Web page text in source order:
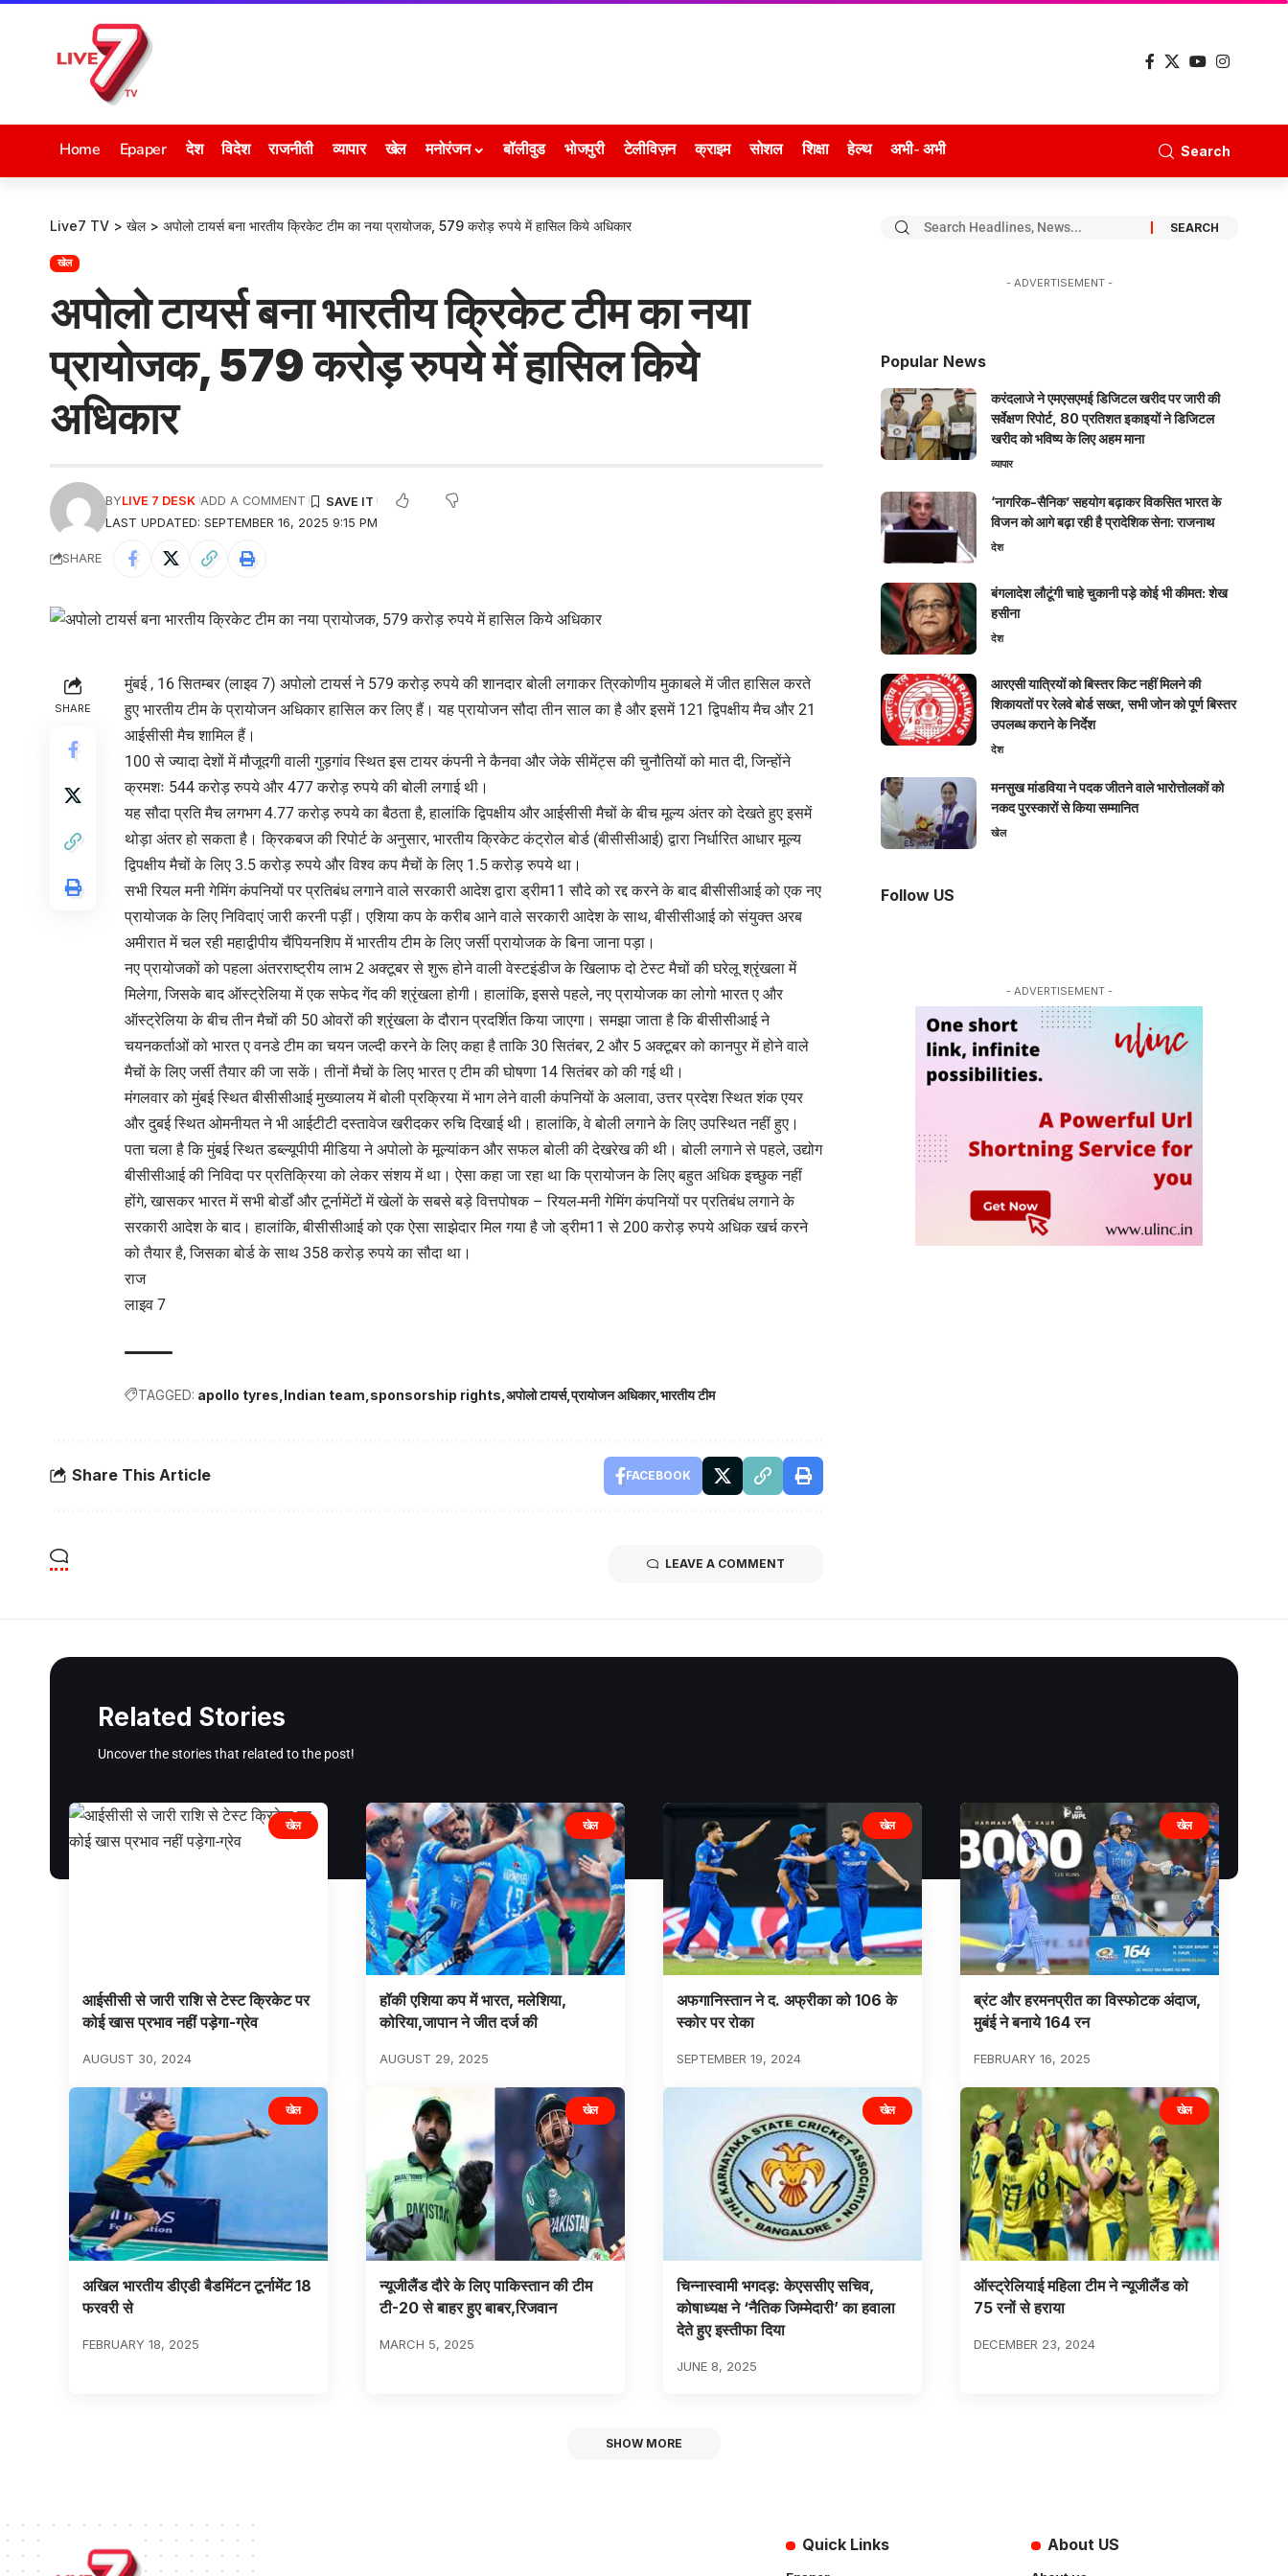
Home Epaper देश विदेश राजनीती व्यापार खेल मनोरंजन बॉलीवुड भोजपुरी टेलीविज़न क्राइम सोशल शिक्षा हेल्थ अभी- अभी Search
Live7 TV > खेल> अपोलो टायर्स बना भारतीय क्रिकेट टीम का नया प्रायोजक, 579 करोड़ रुपये में हासिल किये अधिकार
खेल
अपोलो टायर्स बना भारतीय क्रिकेट टीम का नया
प्रायोजक, 579 करोड़ रुपये में हासिल किये
अधिकार
LAST UPDATED: SEPTEMBER 16, 2025 9:15 PM
BYLIVE 7 DESK ADD A COMMENT
SHARE
SHARE
मुंबई , 16 सितम्बर (लाइव 7) अपोलो टायर्स ने 579 करोड़ रुपये की शानदार बोली लगाकर त्रिकोणीय मुकाबले में जीत हासिल करते
हुए भारतीय टीम के प्रायोजन अधिकार हासिल कर लिए हैं। यह प्रायोजन सौदा तीन साल का है और इसमें 121 द्विपक्षीय मैच और 21
आईसीसी मैच शामिल हैं।
100 से ज्यादा देशों में मौजूदगी वाली गुड़गांव स्थित इस टायर कंपनी ने कैनवा और जेके सीमेंट्स की चुनौतियों को मात दी, जिन्होंने
क्रमशः 544 करोड़ रुपये और 477 करोड़ रुपये की बोली लगाई थी।
यह सौदा प्रति मैच लगभग 4.77 करोड़ रुपये का बैठता है, हालांकि द्विपक्षीय और आईसीसी मैचों के बीच मूल्य अंतर को देखते हुए इसमें
थोड़ा अंतर हो सकता है। क्रिकबज की रिपोर्ट के अनुसार, भारतीय क्रिकेट कंट्रोल बोर्ड (बीसीसीआई) द्वारा निर्धारित आधार मूल्य
द्विपक्षीय मैचों के लिए 3.5 करोड़ रुपये और विश्व कप मैचों के लिए 1.5 करोड़ रुपये था।
सभी रियल मनी गेमिंग कंपनियों पर प्रतिबंध लगाने वाले सरकारी आदेश द्वारा ड्रीम11 सौदे को रद्द करने के बाद बीसीसीआई को एक नए
प्रायोजक के लिए निविदाएं जारी करनी पड़ीं। एशिया कप के करीब आने वाले सरकारी आदेश के साथ, बीसीसीआई को संयुक्त अरब
अमीरात में चल रही महाद्वीपीय चैंपियनशिप में भारतीय टीम के लिए जर्सी प्रायोजक के बिना जाना पड़ा।
नए प्रायोजकों को पहला अंतरराष्ट्रीय लाभ 2 अक्टूबर से शुरू होने वाली वेस्टइंडीज के खिलाफ दो टेस्ट मैचों की घरेलू श्रृंखला में
मिलेगा, जिसके बाद ऑस्ट्रेलिया में एक सफेद गेंद की श्रृंखला होगी। हालांकि, इससे पहले, नए प्रायोजक का लोगो भारत ए और
ऑस्ट्रेलिया के बीच तीन मैचों की 50 ओवरों की श्रृंखला के दौरान प्रदर्शित किया जाएगा। समझा जाता है कि बीसीसीआई ने
चयनकर्ताओं को भारत ए वनडे टीम का चयन जल्दी करने के लिए कहा है ताकि 30 सितंबर, 2 और 5 अक्टूबर को कानपुर में होने वाले
मैचों के लिए जर्सी तैयार की जा सकें। तीनों मैचों के लिए भारत ए टीम की घोषणा 14 सितंबर को की गई थी।
मंगलवार को मुंबई स्थित बीसीसीआई मुख्यालय में बोली प्रक्रिया में भाग लेने वाली कंपनियों के अलावा, उत्तर प्रदेश स्थित शंक एयर
और दुबई स्थित ओमनीयत ने भी आईटीटी दस्तावेज खरीदकर रुचि दिखाई थी। हालांकि, वे बोली लगाने के लिए उपस्थित नहीं हुए।
पता चला है कि मुंबई स्थित डब्ल्यूपीपी मीडिया ने अपोलो के मूल्यांकन और सफल बोली की देखरेख की थी। बोली लगाने से पहले, उद्योग
बीसीसीआई की निविदा पर प्रतिक्रिया को लेकर संशय में था। ऐसा कहा जा रहा था कि प्रायोजन के लिए बहुत अधिक इच्छुक नहीं
होंगे, खासकर भारत में सभी बोर्डों और टूर्नामेंटों में खेलों के सबसे बड़े वित्तपोषक – रियल-मनी गेमिंग कंपनियों पर प्रतिबंध लगाने के
सरकारी आदेश के बाद। हालांकि, बीसीसीआई को एक ऐसा साझेदार मिल गया है जो ड्रीम11 से 200 करोड़ रुपये अधिक खर्च करने
को तैयार है, जिसका बोर्ड के साथ 358 करोड़ रुपये का सौदा था।
राज
लाइव 7
TAGGED: apollo tyres Indian team sponsorship rights अपोलो टायर्स प्रायोजन अधिकार भारतीय टीम
Share This Article FACEBOOK
LEAVE A COMMENT
- ADVERTISEMENT -
Popular News
करंदलाजे ने एमएसएमई डिजिटल खरीद पर जारी की
सर्वेक्षण रिपोर्ट, 80 प्रतिशत इकाइयों ने डिजिटल
खरीद को भविष्य के लिए अहम माना
व्यापार
‘नागरिक-सैनिक’ सहयोग बढ़ाकर विकसित भारत के
विजन को आगे बढ़ा रही है प्रादेशिक सेना: राजनाथ
देश
बंगलादेश लौटूंगी चाहे चुकानी पड़े कोई भी कीमत: शेख
हसीना
देश
आरएसी यात्रियों को बिस्तर किट नहीं मिलने की
शिकायतों पर रेलवे बोर्ड सख्त, सभी जोन को पूर्ण बिस्तर
उपलब्ध कराने के निर्देश
देश
मनसुख मांडविया ने पदक जीतने वाले भारोत्तोलकों को
नकद पुरस्कारों से किया सम्मानित
खेल
Follow US
- ADVERTISEMENT -
Related Stories
Uncover the stories that related to the post!
खेल
आईसीसी से जारी राशि से टेस्ट क्रिकेट पर
कोई खास प्रभाव नहीं पड़ेगा-ग्रेव
AUGUST 30, 2024
खेल
हॉकी एशिया कप में भारत, मलेशिया,
कोरिया,जापान ने जीत दर्ज की
AUGUST 29, 2025
खेल
अफगानिस्तान ने द. अफ्रीका को 106 के
स्कोर पर रोका
SEPTEMBER 19, 2024
खेल
ब्रंट और हरमनप्रीत का विस्फोटक अंदाज,
मुबंई ने बनाये 164 रन
FEBRUARY 16, 2025
खेल
अखिल भारतीय डीएडी बैडमिंटन टूर्नामेंट 18
फरवरी से
FEBRUARY 18, 2025
खेल
न्यूजीलैंड दौरे के लिए पाकिस्तान की टीम
टी-20 से बाहर हुए बाबर,रिजवान
MARCH 5, 2025
खेल
चिन्नास्वामी भगदड़: केएससीए सचिव,
कोषाध्यक्ष ने ‘नैतिक जिम्मेदारी’ का हवाला
देते हुए इस्तीफा दिया
JUNE 8, 2025
खेल
ऑस्ट्रेलियाई महिला टीम ने न्यूजीलैंड को
75 रनों से हराया
DECEMBER 23, 2024
SHOW MORE
Quick Links About US